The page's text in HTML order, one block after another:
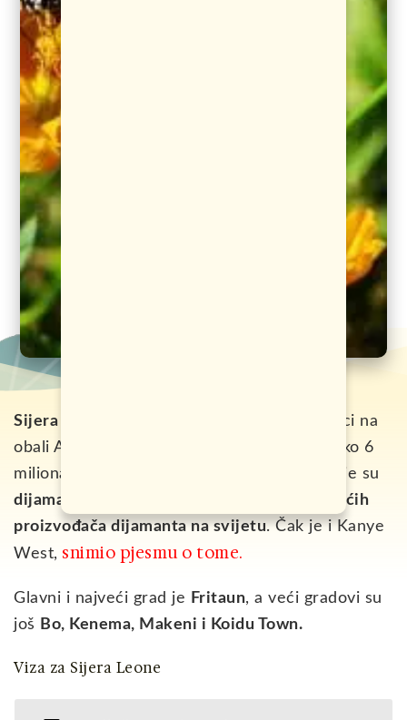
Sijera Leone
je mala država u zapadnoj Africi na
obali Atlantskog okeana, u kojoj danas živi oko 6
miliona ljudi. Glavna ekonomska snaga zemlje su
dijamanti
0 najvećih
proizvođača dijamanta na svijetu. Čak je i Kanye
West, snimio pjesmu o tome.
Glavni i najveći grad je Fritaun, a veći gradovi su
još Bo, Kenema, Makeni i Koidu Town.
Viza za Sijera Leone